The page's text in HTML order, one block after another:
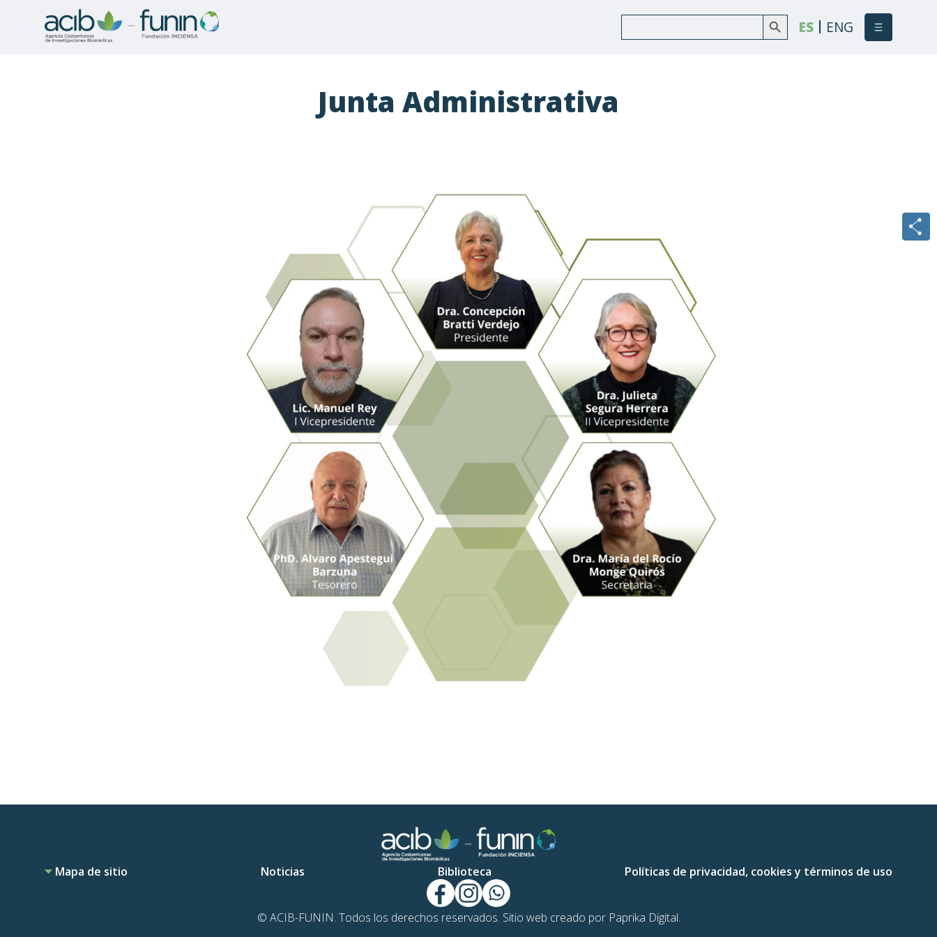
Buscar: Botón de búsqueda
ES ENG
Junta Administrativa
Mapa de sitio Noticias Biblioteca Políticas de privacidad, cookies y términos de uso
© ACIB-FUNIN. Todos los derechos reservados. Sitio web creado por Paprika Digital.